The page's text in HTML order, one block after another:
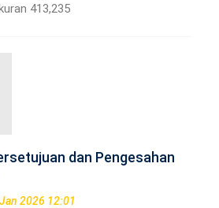
413,235
dan Pengesahan
2026 12:01